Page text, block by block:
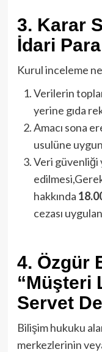
3. Karar
İdari
Kurul inceleme
Verilerin
yerine gıda
Amacı sona
usulüne
Veri güvenliği
hakkında
cezası
4. Özgür
“Müşteri
Servet
Bilişim hukuku
merkezlerinin